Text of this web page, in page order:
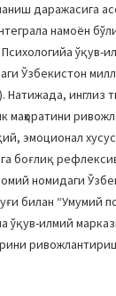
даражасига
намоён
Ўзбекистон
Натижада,
маҳоратини
эмоционал
боғлиқ
номидаги
билан “Умумий
ўқув-илмий